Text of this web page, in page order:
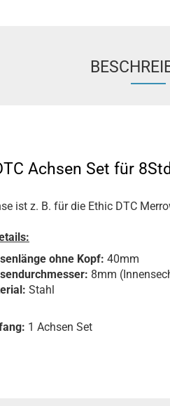
Achsen Set für
ist z. B. für die Ethic DTC
ohne Kopf: 40mm
8mm
Stahl
1 Achsen Set